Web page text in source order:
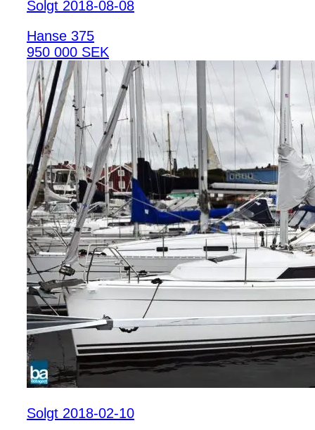
Solgt 2018-08-08
Hanse 375
950 000 SEK
Solgt 2018-02-10